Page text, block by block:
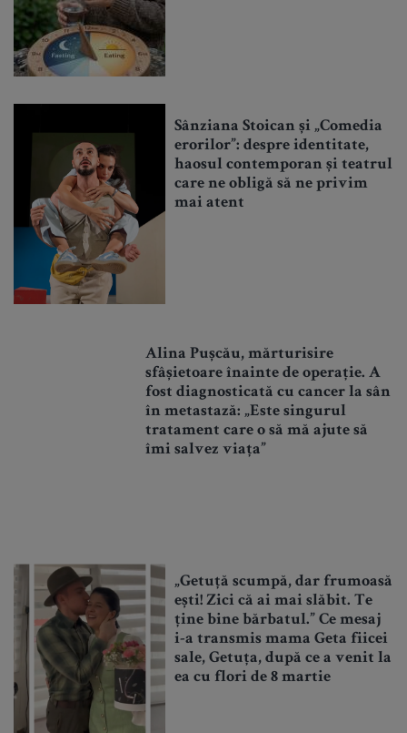
Sânziana Stoican și „Comedia
erorilor”: despre identitate,
haosul contemporan și teatrul
care ne obligă să ne privim
mai atent
Alina Pușcău, mărturisire
sfâșietoare înainte de operație. A
fost diagnosticată cu cancer la sân
în metastază: „Este singurul
tratament care o să mă ajute să
îmi salvez viața”
„Getuță scumpă, dar frumoasă
ești! Zici că ai mai slăbit. Te
ține bine bărbatul.” Ce mesaj
i-a transmis mama Geta fiicei
sale, Getuța, după ce a venit la
ea cu flori de 8 martie